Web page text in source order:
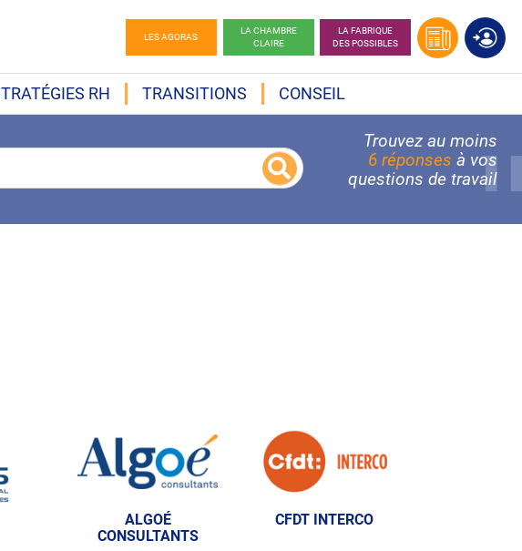
LES AGORAS
LA CHAMBRE
CLAIRE
LA FABRIQUE
DES POSSIBLES
RH TRANSITIONS CONSEIL
Trouvez au moins
6 réponses à vos
questions de travail
ALGOÉ
CONSULTANTS
CFDT INTERCO